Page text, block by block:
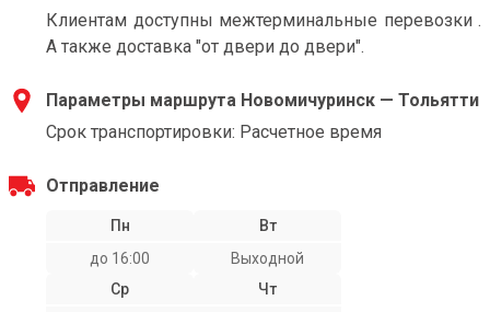
Клиентам доступны межтерминальные перевозки .
А также доставка "от двери до двери".
Параметры маршрута Новомичуринск — Тольятти
Срок транспортировки: Расчетное время
Отправление
Пн
до 16:00
Вт
Выходной
Ср
Чт